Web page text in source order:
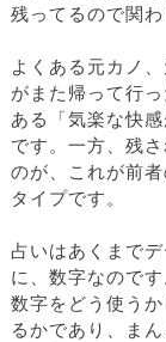
残ってるので関
よくある元カノ
がまた帰って行
ある「気楽な快
です。一方、残
のが、これが前
タイプです。
占いはあくまで
に、数字なのです
数字をどう使う
るかであり、ま